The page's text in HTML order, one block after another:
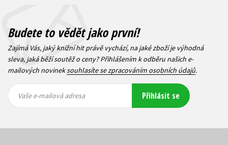
Budete to vědět jako první!
Zajímá Vás, jaký knižní hit právě vychází, na jaké zboží je výhodná
sleva, jaká běží soutěž o ceny? Přihlášením k odběru našich e-
mailových novineksouhlasíte se zpracováním osobních údajů.
mailová
mailová
Vaše e-mailová adresa Přihlásit se